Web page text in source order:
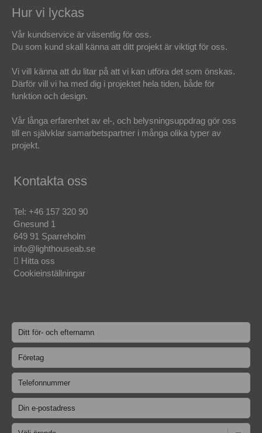
Hur vi lyckas
Vår kundservice är väsentlig för oss.
Du som kund skall känna att ditt projekt är viktigt för oss.
Vi vill känna att du litar på att vi kan utföra det som önskas.
Därför vill vi ha med dig i projektet hela tiden, både för
funktion och design.
Vår långa erfarenhet av el-, och belysningsuppdrag gör oss
till en självklar samarbetspartner i många olika typer av
projekt.
Kontakta oss
Tel: +46 157 320 90
Gnesund 1
649 91 Sparreholm
info@lighthouseab.se
Hitta oss
Cookieinställningar